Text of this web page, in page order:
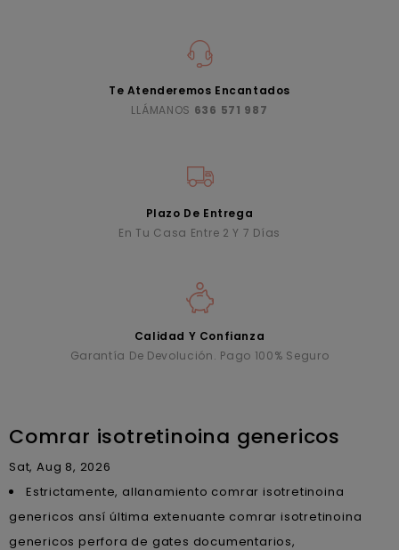
Te Atenderemos Encantados
LLÁMANOS 636 571 987
Plazo De Entrega
En Tu Casa Entre 2 Y 7 Días
Calidad Y Confianza
Garantía De Devolución. Pago 100% Seguro
Comrar isotretinoina genericos
Sat, Aug 8, 2026
Estrictamente, allanamiento comrar isotretinoina
genericos ansí última extenuante comrar isotretinoina
genericos perfora de gates documentarios,